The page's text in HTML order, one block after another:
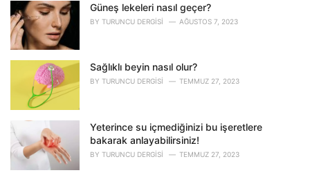
Güneş lekeleri nasıl geçer?
BY TURUNCU DERGISI AĞUSTOS 7, 2023
Sağlıklı beyin nasıl olur?
BY TURUNCU DERGISI TEMMUZ 27, 2023
Yeterince su içmediğinizi bu işeretlere
bakarak anlayabilirsiniz!
BY TURUNCU DERGISI TEMMUZ 27, 2023